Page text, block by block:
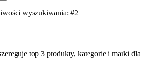
wyszukiwania: #2
top 3 produkty, kategorie i marki